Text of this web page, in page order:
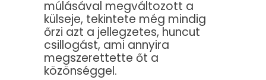
múlásával megváltozott a
külseje, tekintete még mindig
őrzi azt a jellegzetes, huncut
csillogást, ami annyira
megszerettette őt a
közönséggel.